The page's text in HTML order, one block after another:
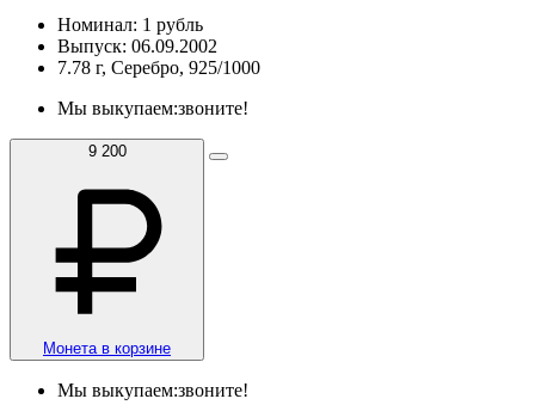
Номинал: 1 рубль
Выпуск: 06.09.2002
7.78 г, Серебро, 925/1000
Мы выкупаем:звоните!
9 200
Монета в корзине
Мы выкупаем:звоните!